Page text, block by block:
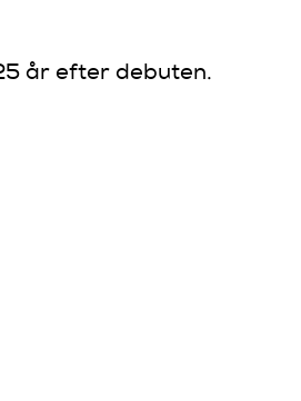
år efter debuten.